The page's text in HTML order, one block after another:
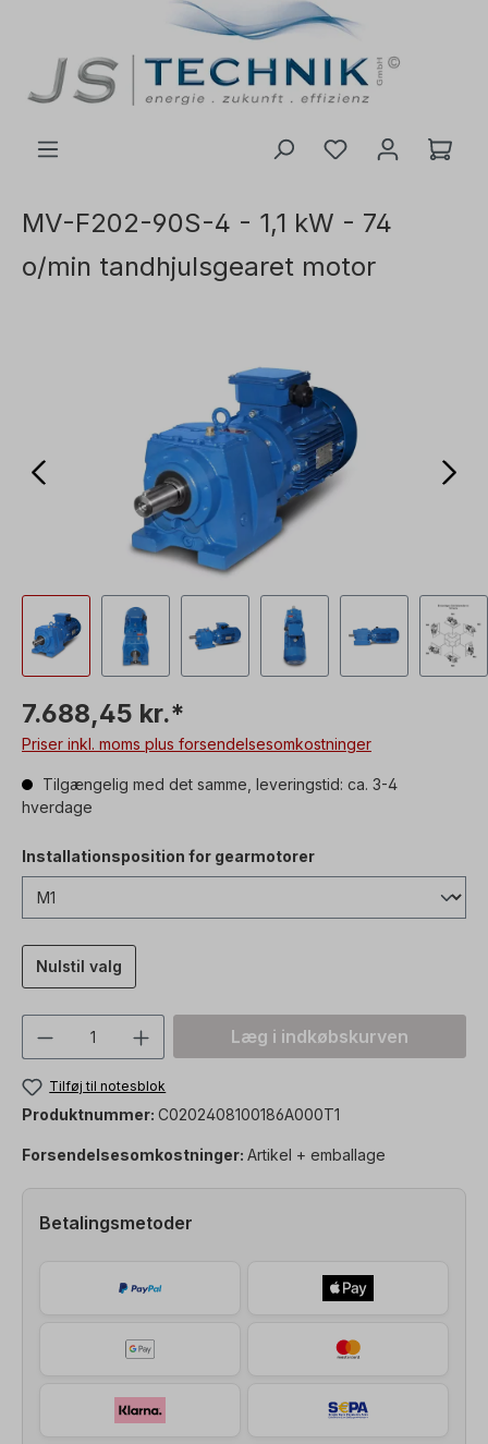
MV-F202-90S-4 - 1,1 kW - 74
o/min tandhjulsgearet motor
7.688,45 kr.*
Priser inkl. moms plus forsendelsesomkostninger
Tilgængelig med det samme, leveringstid: ca. 3-4
hverdage
Installationsposition for gearmotorer
Nulstil valg
Produktmængde: Indtast den
Læg i indkøbskurven
Tilføj til notesblok
Produktnummer: C0202408100186A000T1
Forsendelsesomkostninger: Artikel + emballage
Betalingsmetoder